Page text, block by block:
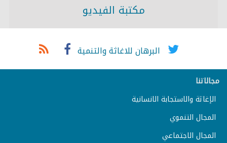
مكتبة الفيديو
البرهان للاغاثة والتنمية
مجالاتنا
الإغاثة والاستجابة الانسانية
المجال التنموي
المجال الاجتماعي